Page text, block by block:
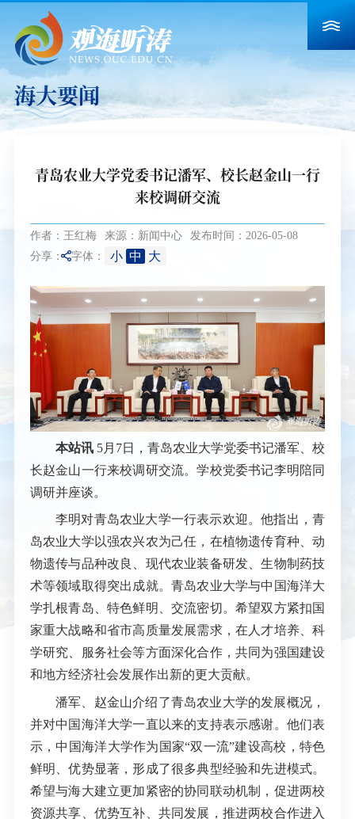
海大要闻
青岛农业大学党委书记潘军、校长赵金山一行
来校调研交流
作者：王红梅 来源：新闻中心 发布时间：2026-05-08
分享： 字体： 小 中 大
本站讯 5月7日，青岛农业大学党委书记潘军、校
长赵金山一行来校调研交流。学校党委书记李明陪同
调研并座谈。
李明对青岛农业大学一行表示欢迎。他指出，青
岛农业大学以强农兴农为己任，在植物遗传育种、动
物遗传与品种改良、现代农业装备研发、生物制药技
术等领域取得突出成就。青岛农业大学与中国海洋大
学扎根青岛、特色鲜明、交流密切。希望双方紧扣国
家重大战略和省市高质量发展需求，在人才培养、科
学研究、服务社会等方面深化合作，共同为强国建设
和地方经济社会发展作出新的更大贡献。
潘军、赵金山介绍了青岛农业大学的发展概况，
并对中国海洋大学一直以来的支持表示感谢。他们表
示，中国海洋大学作为国家“双一流”建设高校，特色
鲜明、优势显著，形成了很多典型经验和先进模式。
希望与海大建立更加紧密的协同联动机制，促进两校
资源共享、优势互补、共同发展，推进两校合作进入